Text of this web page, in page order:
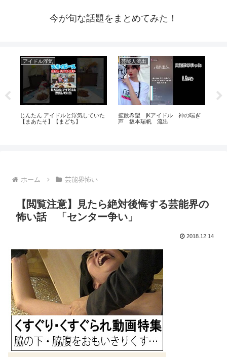
今が旬な話題をまとめてみた！
アイドル浮気
じんたん アイドルと浮気していた
【まあたそ】【まどち】
芸能人流出
拡散希望 jKアイドル 神の喘ぎ
声 坂本瑞帆 流出
ホーム 芸能界怖い
【閲覧注意】見たら絶対後悔する芸能界の
怖い話 「センター争い」
2018.12.14